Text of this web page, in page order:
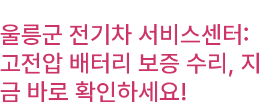
울릉군 전기차 서비스센터:
고전압 배터리 보증 수리, 지
금 바로 확인하세요!